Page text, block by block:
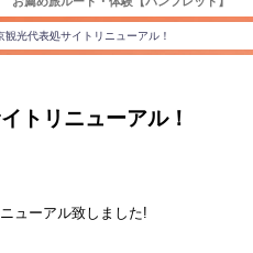
観光代表処サイトリニューアル！
トリニューアル！
ューアル致しました!